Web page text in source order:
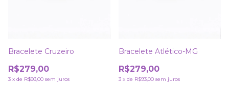
Bracelete Cruzeiro
R$279,00
3 x de R$93,00 sem juros
Bracelete Atlético-MG
R$279,00
3 x de R$93,00 sem juros